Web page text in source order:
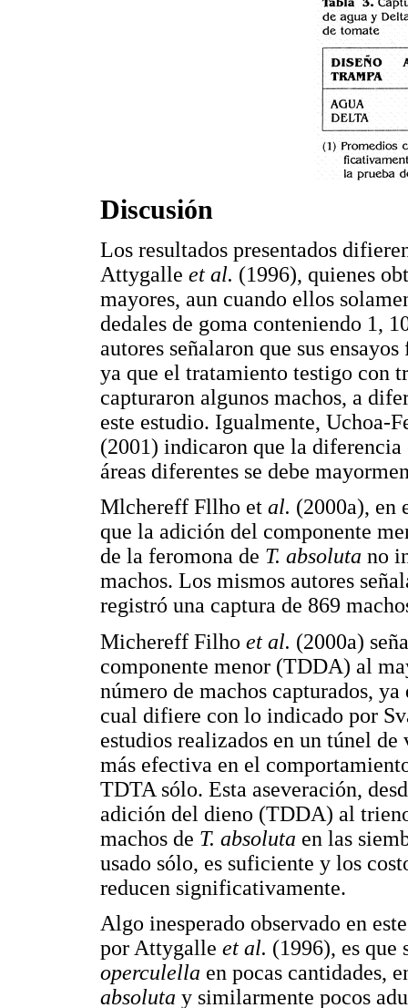
Discusión
Los resultados presentados
Attygalle et al. (1996), quienes
mayores, aun cuando ellos
dedales de goma conteniendo 1,
autores señalaron que sus
ya que el tratamiento testigo con
capturaron algunos machos, a
este estudio. Igualmente, Uchoa-
(2001) indicaron que la diferencia
áreas diferentes se debe
Mlchereff Fllho et al. (2000a), en
que la adición del componente
de la feromona de T. absoluta no
machos. Los mismos autores
registró una captura de 869
Michereff Filho et al. (2000a)
componente menor (TDDA) al
número de machos capturados,
cual difiere con lo indicado por
estudios realizados en un túnel
más efectiva en el
TDTA sólo. Esta aseveración,
adición del dieno (TDDA) al
machos de T. absoluta en las
usado sólo, es suficiente y los
reducen significativamente.
Algo inesperado observado en
por Attygalle et al. (1996), es que
operculella en pocas cantidades,
absoluta y similarmente pocos